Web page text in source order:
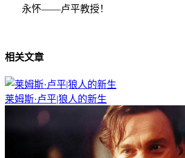
永怀——卢平教授！
相关文章
莱姆斯·卢平|狼人的新生